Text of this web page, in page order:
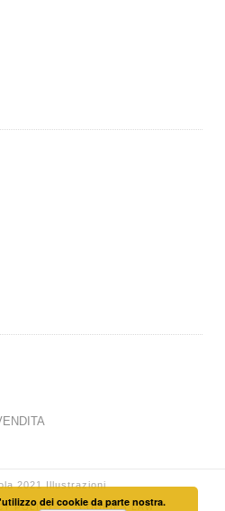
2021 Illustrazioni
POLICY COOKIES LAW
dei cookie da parte nostra.